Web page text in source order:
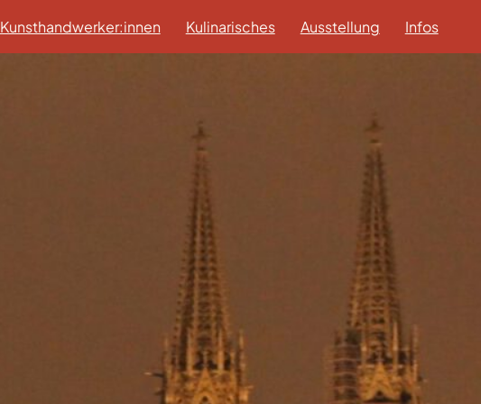
Kunsthandwerker:innen Kulinarisches Ausstellung Infos